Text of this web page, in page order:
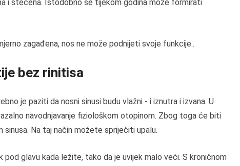
i stečena. Istodobno se tijekom godina može formirati
zagađena, nos ne može podnijeti svoje funkcije..
bez rinitisa
je paziti da nosni sinusi budu vlažni - i iznutra i izvana. U
navodnjavanje fiziološkom otopinom. Zbog toga će biti
Na taj način možete spriječiti upalu.
glavu kada ležite, tako da je uvijek malo veći. S kroničnom